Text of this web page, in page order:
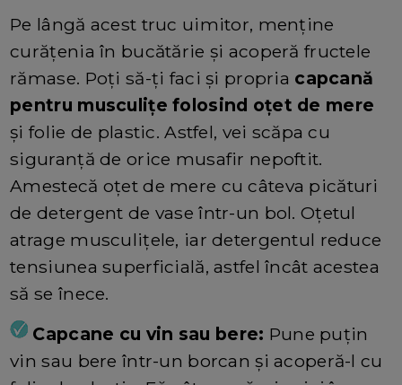
Pe lângă acest truc uimitor, menține
curățenia în bucătărie și acoperă fructele
rămase. Poți să-ți faci și propria capcană
pentru musculițe folosind oțet de mere
și folie de plastic. Astfel, vei scăpa cu
siguranță de orice musafir nepoftit.
Amestecă oțet de mere cu câteva picături
de detergent de vase într-un bol. Oțetul
atrage musculițele, iar detergentul reduce
tensiunea superficială, astfel încât acestea
să se înece.
Capcane cu vin sau bere: Pune puțin
vin sau bere într-un borcan și acoperă-l cu